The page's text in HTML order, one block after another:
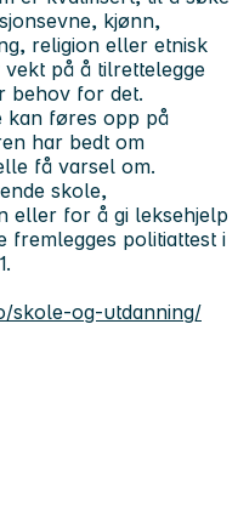
kjønn,
religion eller etnisk
på å tilrettelegge
behov for det.
kan føres opp på
har bedt om
få varsel om.
skole,
eller for å gi leksehjelp
fremlegges politiattest i
skole-og-utdanning/